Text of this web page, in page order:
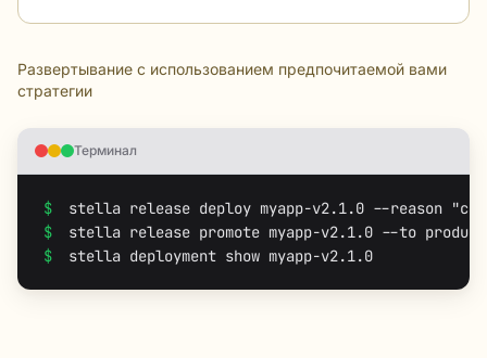
Развертывание с использованием предпочитаемой вами
стратегии
Терминал
$
$
$
stella deployment show myapp-v2.1.0